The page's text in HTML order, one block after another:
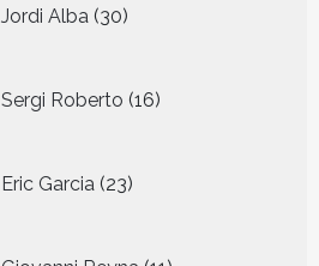
Jordi Alba 30
producten
Sergi Roberto 16
producten
Eric Garcia 23
producten